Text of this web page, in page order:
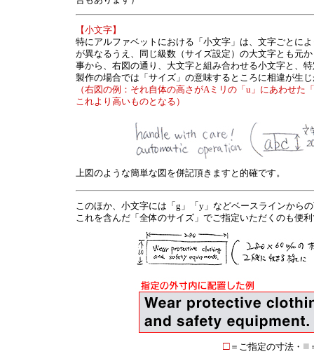
【小文字】
特にアルファベットにおける「小文字」は、文字ごとに
が異なるうえ、同じ級数（サイズ設定）の大文字とも元
事から、右図の通り、大文字と組み合わせる小文字と、
製作の場合では「サイズ」の意味するところに相違が生
（右図の例：それ自体の高さがAミリの「u」にあわせた
これより高いものとなる）
上図のような簡単な図を併記頂きますと的確です。
このほか、小文字には「g」「y」などベースラインから
これを含んだ「全体のサイズ」でご指定いただくのも便
□ ＝ご指定の寸法・ ■